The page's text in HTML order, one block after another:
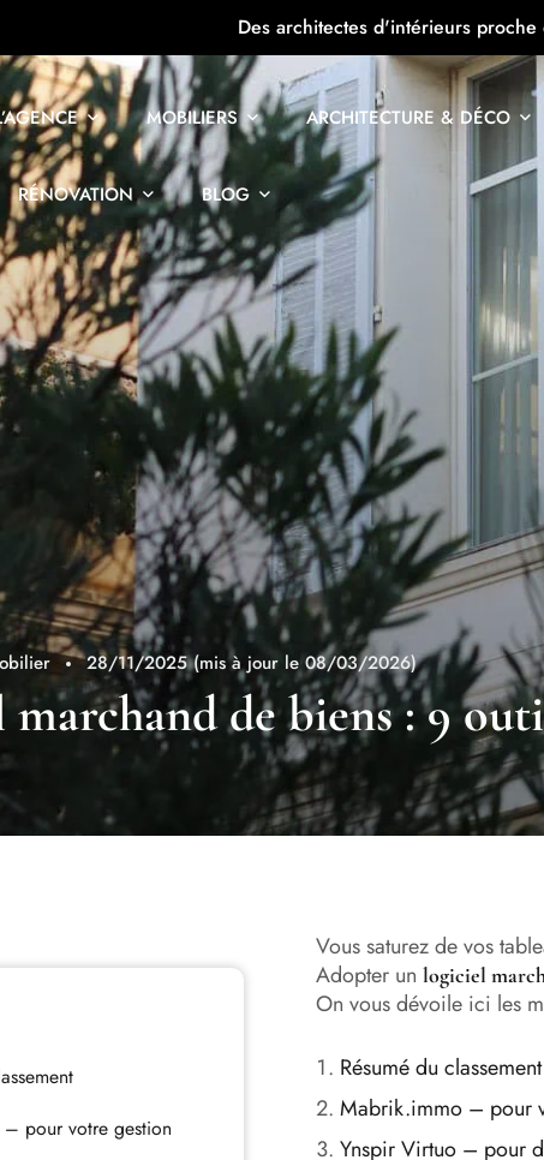
Des architectes d'intérieurs
MOBILIERS ARCHITECTURE & DÉCO
RÉNOVATION BLOG
28/11/2025 (mis à jour le 08/03/2026)
de biens : 9
pour votre gestion
Vous saturez de vos
Adopter un logiciel
On vous dévoile ici les
Résumé du classement
Mabrik.immo – pour
Ynspir Virtuo – pour